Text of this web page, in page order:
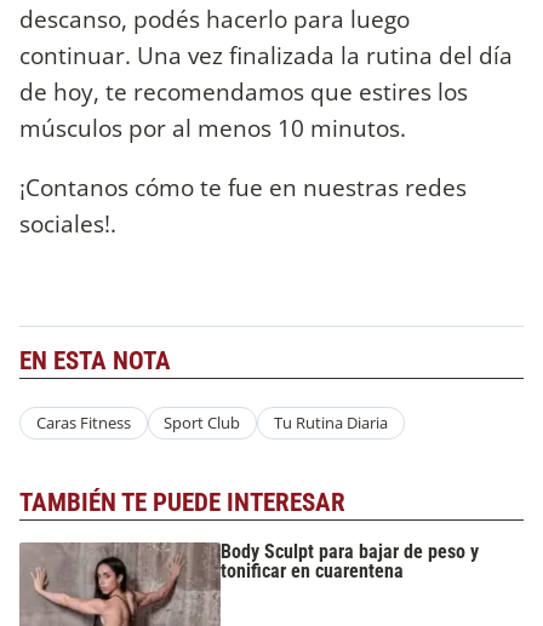
descanso, podés hacerlo para luego
continuar. Una vez finalizada la rutina del día
de hoy, te recomendamos que estires los
músculos por al menos 10 minutos.
¡Contanos cómo te fue en nuestras redes
sociales!.
EN ESTA NOTA
Caras Fitness Sport Club Tu Rutina Diaria
TAMBIÉN TE PUEDE INTERESAR
Body Sculpt para bajar de peso y
tonificar en cuarentena